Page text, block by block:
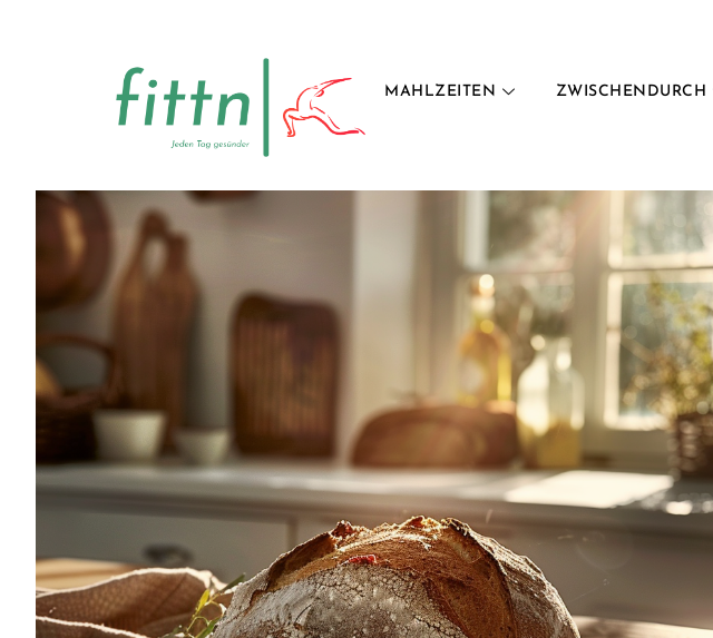
MAHLZEITEN ZWISCHENDURCH